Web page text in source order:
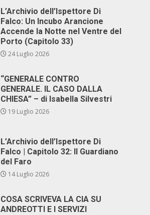
L’Archivio dell’Ispettore Di
Falco: Un Incubo Arancione
Accende la Notte nel Ventre del
Porto (Capitolo 33)
24 Luglio 2026
“GENERALE CONTRO
GENERALE. IL CASO DALLA
CHIESA” – di Isabella Silvestri
19 Luglio 2026
L’Archivio dell’Ispettore Di
Falco | Capitolo 32: Il Guardiano
del Faro
14 Luglio 2026
COSA SCRIVEVA LA CIA SU
ANDREOTTI E I SERVIZI